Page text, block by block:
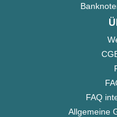
FAQ
Allgemeine